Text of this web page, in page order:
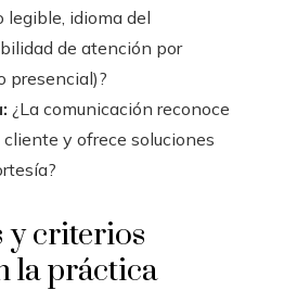
legible, idioma del
de atención por
presencial)?
¿La comunicación reconoce
y ofrece soluciones
y criterios
la práctica